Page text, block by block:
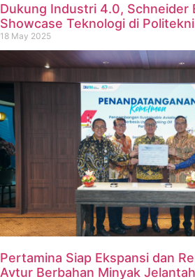
Dukung Industri 4.0, Schneider
Showcase Teknologi di
18 May 2025
Pertamina Siap Ekspansi dan
Avtur Berbahan Minyak